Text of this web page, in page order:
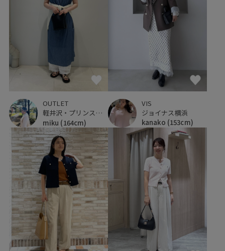
OUTLET
軽井沢・プリンスショッピングプラザ
miku (164cm)
VIS
ジョイナス横浜
kanako (153cm)